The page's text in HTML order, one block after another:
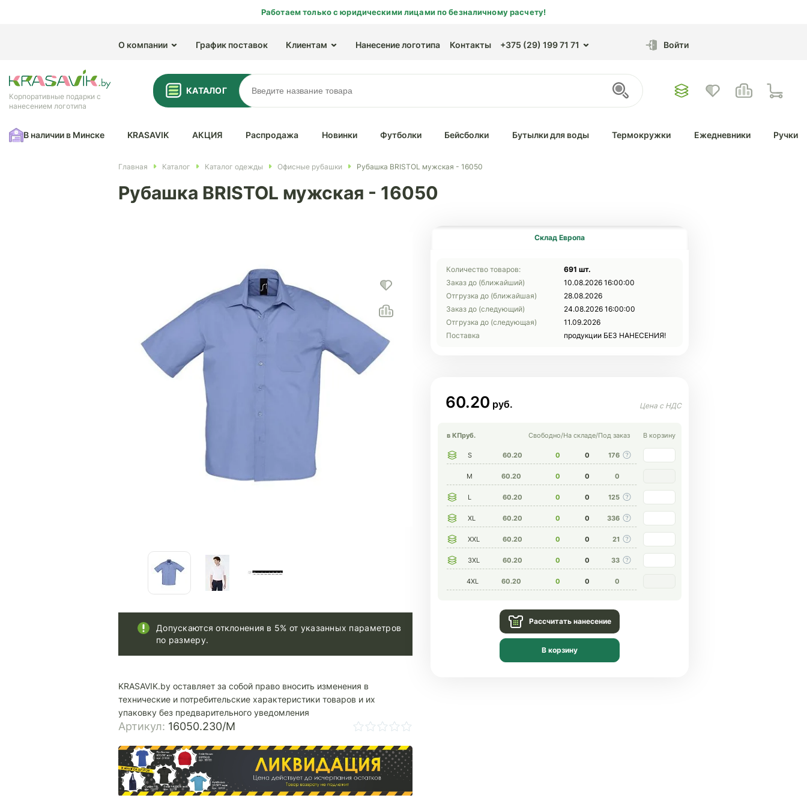
Работаем только с юридическими лицами по безналичному расчету!
О компании График поставок Клиентам Нанесение логотипа Контакты +375 (29) 199 71 71 Войти
Корпоративные подарки с
нанесением логотипа
КАТАЛОГ
В наличии в Минске KRASAVIK АКЦИЯ Распродажа Новинки Футболки Бейсболки Бутылки для воды Термокружки Ежедневники Ручки
Главная Каталог Каталог одежды Офисные рубашки Рубашка BRISTOL мужская - 16050
Рубашка BRISTOL мужская - 16050
Допускаются отклонения в 5% от указанных параметров
по размеру.
KRASAVIK.by оставляет за собой право вносить изменения в
технические и потребительские характеристики товаров и их
упаковку без предварительного уведомления
Артикул: 16050.230/M
Склад Европа
Количество товаров:
691 шт.
Заказ до (ближайший)
10.08.2026 16:00:00
Отгрузка до (ближайшая)
28.08.2026
Заказ до (следующий)
24.08.2026 16:00:00
Отгрузка до (следующая)
11.09.2026
Поставка
продукции БЕЗ НАНЕСЕНИЯ!
60.20
в КПруб. Свободно/На складе/Под заказ В корзину
S 60.20 0 0 176
M 60.20 0 0 0
L 60.20 0 0 125
XL 60.20 0 0 336
XXL 60.20 0 0 21
3XL 60.20 0 0 33
4XL 60.20 0 0 0
Рассчитать нанесение
В корзину